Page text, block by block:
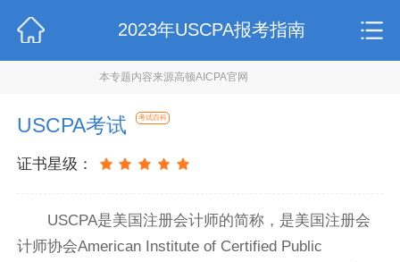
2023年USCPA报考指南
本专题内容来源高顿AICPA官网
USCPA考试 考试百科
证书星级：
USCPA是美国注册会计师的简称，是美国注册会
计师协会American Institute of Certified Public